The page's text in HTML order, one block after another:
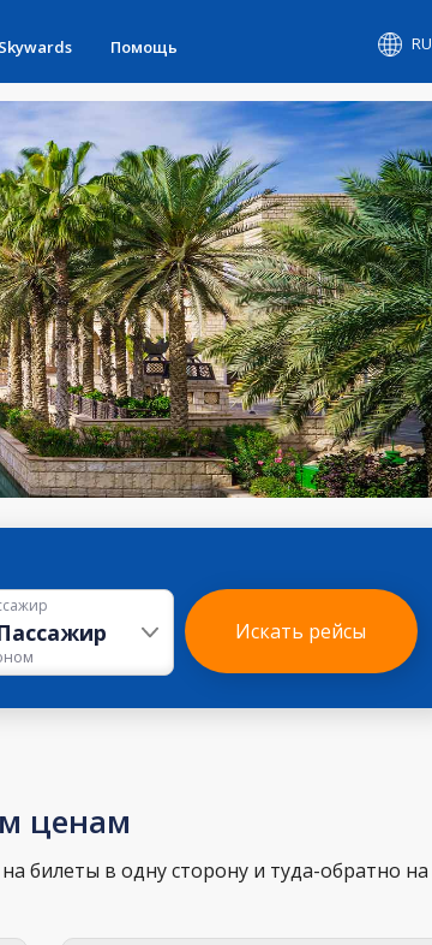
Skywards Помощь RU
Искать рейсы
ценам
билеты в одну сторону и туда-обратно на